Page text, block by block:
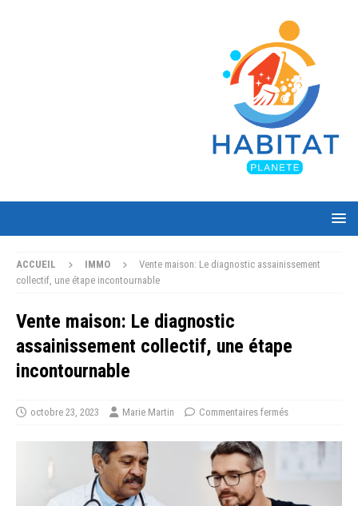
ACCUEIL IMMO
Vente maison: Le diagnostic assainissement
collectif, une étape incontournable
Vente maison: Le diagnostic
assainissement collectif, une étape
incontournable
octobre 23, 2023 Marie Martin Commentaires fermés